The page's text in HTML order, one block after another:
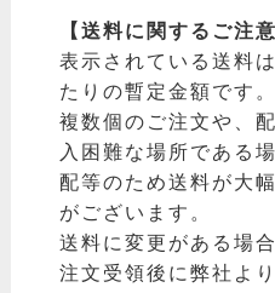
【送料に関するご注意
表示されている送料
たりの暫定金額です。
複数個のご注文や、
入困難な場所である
配等のため送料が大
がございます。
送料に変更がある場
注文受領後に弊社よ